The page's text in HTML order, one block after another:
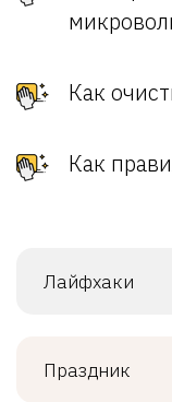
Как
Как
Лайфхаки
Праздник